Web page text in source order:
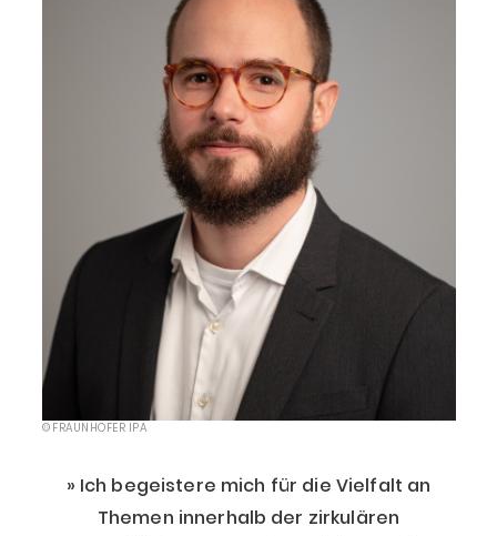
© FRAUNHOFER IPA
Ich begeistere mich für die Vielfalt an
Themen innerhalb der zirkulären